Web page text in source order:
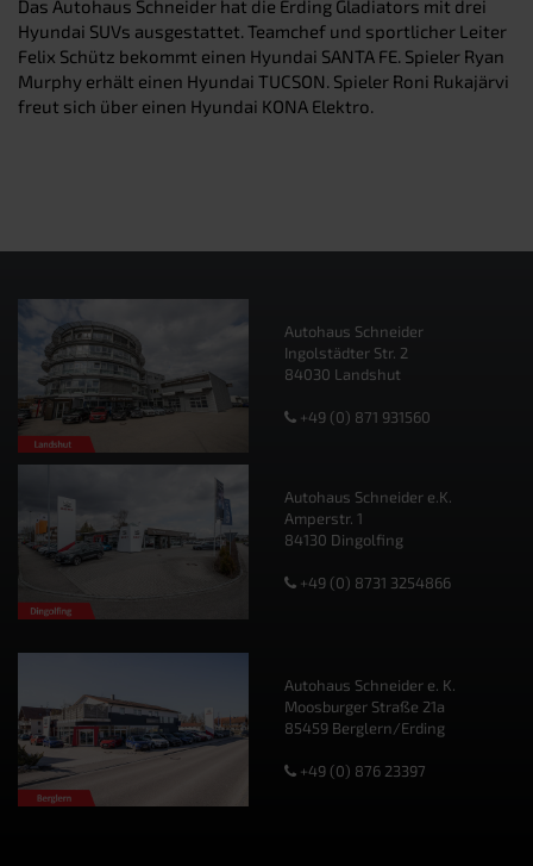
Das Autohaus Schneider hat die Erding Gladiators mit drei
Hyundai SUVs ausgestattet. Teamchef und sportlicher Leiter
Felix Schütz bekommt einen Hyundai SANTA FE. Spieler Ryan
Murphy erhält einen Hyundai TUCSON. Spieler Roni Rukajärvi
freut sich über einen Hyundai KONA Elektro.
Autohaus Schneider
Ingolstädter Str. 2
84030 Landshut
+49 (0) 871 931560
Autohaus Schneider e.K.
Amperstr. 1
84130 Dingolfing
+49 (0) 8731 3254866
Autohaus Schneider e. K.
Moosburger Straße 21a
85459 Berglern/Erding
+49 (0) 876 23397